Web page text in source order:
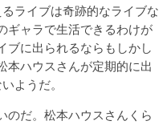
ライブは奇跡的なライブな
ギャラで生活できるわけが
ブに出られるならもしかし
本ハウスさんが定期的に出
ようだ。
だ。松本ハウスさんくら